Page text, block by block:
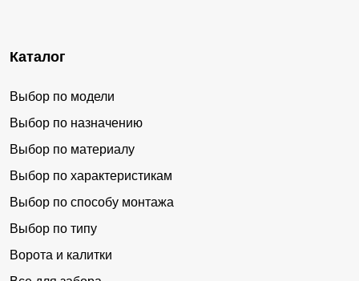
Каталог
Выбор по модели
Выбор по назначению
Выбор по материалу
Выбор по характеристикам
Выбор по способу монтажа
Выбор по типу
Ворота и калитки